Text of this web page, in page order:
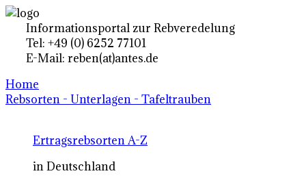
Informationsportal zur Rebveredelung
Tel: +49 (0) 6252 77101
E-Mail: reben(at)antes.de
Home
Rebsorten - Unterlagen - Tafeltrauben
Ertragsrebsorten A-Z
in Deutschland